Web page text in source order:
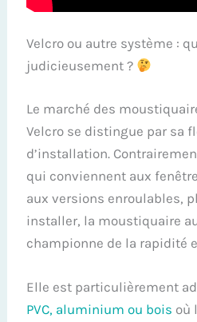
Velcro ou autre système :
judicieusement ?
Le marché des
Velcro se distingue par sa
d’installation.
qui conviennent aux
aux versions enroulables,
installer, la moustiquaire
championne de la rapidité
Elle est particulièrement
PVC, aluminium ou bois où